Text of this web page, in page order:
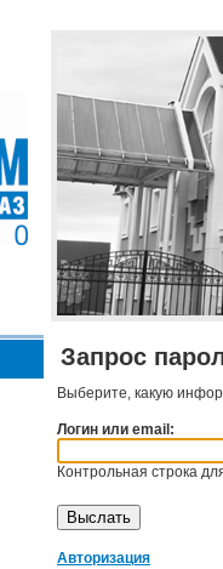
Запрос
Выберите, какую
Логин или email:
Контрольная строка
Авторизация